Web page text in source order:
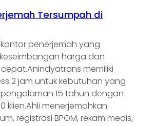
Tersumpah di
penerjemah yang
harga dan
memiliki
2 jam untuk kebutuhan yang
15 tahun dengan
klien.Ahli menerjemahkan
registrasi BPOM, rekam medis,